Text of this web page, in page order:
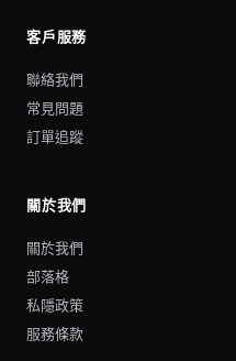
客戶服務
聯絡我們
常見問題
訂單追蹤
關於我們
關於我們
部落格
私隱政策
服務條款